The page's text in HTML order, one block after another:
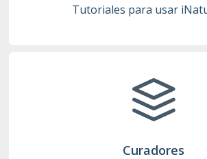
Tutoriales para usar
Curadores